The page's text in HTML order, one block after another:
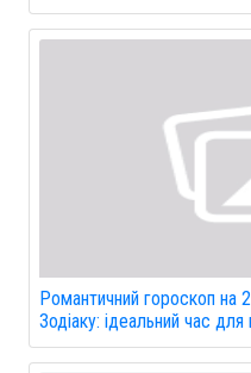
Романтичний гороскоп на
Зодіаку: ідеальний час для